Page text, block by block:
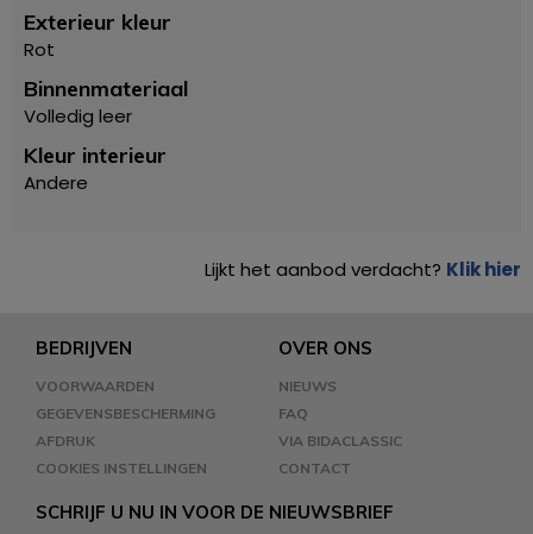
Exterieur kleur
Rot
Binnenmateriaal
Volledig leer
Kleur interieur
Andere
Lijkt het aanbod verdacht? Klik hier
BEDRIJVEN
VOORWAARDEN
GEGEVENSBESCHERMING
AFDRUK
COOKIES INSTELLINGEN
OVER ONS
NIEUWS
FAQ
VIA BIDACLASSIC
CONTACT
SCHRIJF U NU IN VOOR DE NIEUWSBRIEF